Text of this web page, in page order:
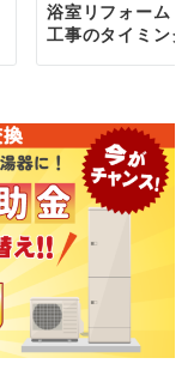
浴室リフォーム
工事のタイミング